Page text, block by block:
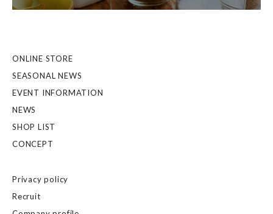
ONLINE STORE
SEASONAL NEWS
EVENT INFORMATION
NEWS
SHOP LIST
CONCEPT
Privacy policy
Recruit